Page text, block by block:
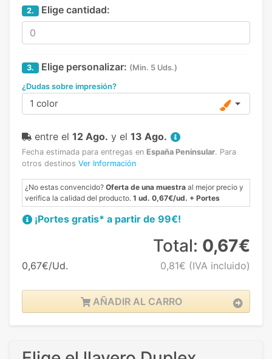
2. Elige cantidad:
3. Elige personalizar: (Min. 5 Uds.)
¿Dudas sobre impresión?
1 color
entre el 12 Ago. y el 13 Ago.
Fecha estimada para entregas en España Peninsular. Para
otros destinos Ver Información
¿No estas convencido? Oferta de una muestra al mejor precio y
verifica la calidad del producto. 1 ud. 0,67€/ud. + Portes
¡Portes gratis* a partir de 99€!
0,67€/Ud.
Total: 0,67€
0,81€ (IVA incluido)
AÑADIR AL CARRO